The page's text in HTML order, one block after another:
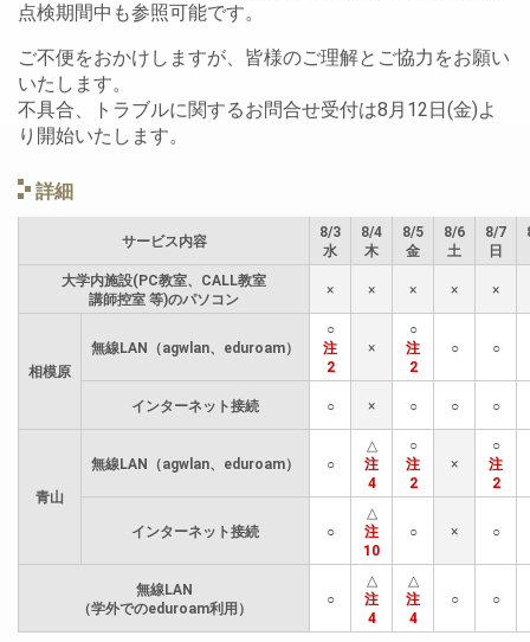
点検期間中も参照可能です。
ご不便をおかけしますが、皆様のご理解とご協力をお願い
いたします。
不具合、トラブルに関するお問合せ受付は8月12日(金)よ
り開始いたします。
詳細
サービス内容
8/3
水
8/4
木
8/5
金
8/6
土
8/7
日
大学内施設(PC教室、CALL教室
講師控室 等)のパソコン
× × × × ×
相模原
無線LAN（agwlan、eduroam）
○
注
2
×
○
注
2
○ ○
インターネット接続 ○ × ○ ○ ○
青山
無線LAN（agwlan、eduroam） ○
△
注
4
○
注
2
×
○
注
2
インターネット接続 ○
△
注
10
○ × ○
無線LAN
（学外でのeduroam利用）
○
△
注
4
△
注
4
○ ○